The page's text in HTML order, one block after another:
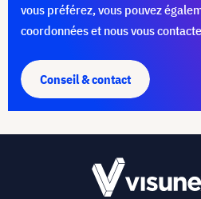
vous préférez, vous pouvez
coordonnées et nous vous
Conseil & contact